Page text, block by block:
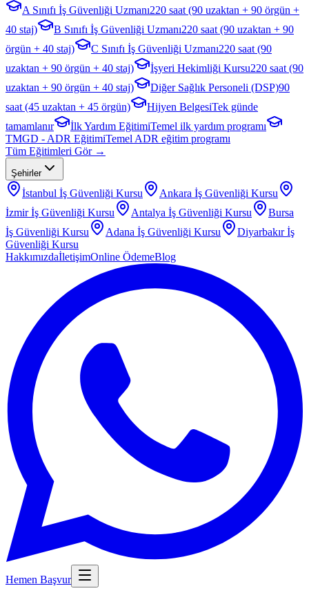
A Sınıfı İş Güvenliği Uzmanı220 saat (90 uzaktan + 90 örgün +
40 staj)
B Sınıfı İş Güvenliği Uzmanı220 saat (90 uzaktan + 90
örgün + 40 staj)
C Sınıfı İş Güvenliği Uzmanı220 saat (90
uzaktan + 90 örgün + 40 staj)
İşyeri Hekimliği Kursu220 saat (90
uzaktan + 90 örgün + 40 staj)
Diğer Sağlık Personeli (DSP)90
saat (45 uzaktan + 45 örgün)
Hijyen BelgesiTek günde
tamamlanır
İlk Yardım EğitimiTemel ilk yardım programı
TMGD - ADR EğitimiTemel ADR eğitim programı
Tüm Eğitimleri Gör →
Şehirler
İstanbul İş Güvenliği Kursu Ankara İş Güvenliği Kursu
İzmirİş Güvenliği Kursu Antalya İş Güvenliği Kursu
Bursa
İş Güvenliği Kursu
Adana İş Güvenliği Kursu Diyarbakırİş
Güvenliği Kursu
HakkımızdaİletişimOnline ÖdemeBlog
Hemen Başvur